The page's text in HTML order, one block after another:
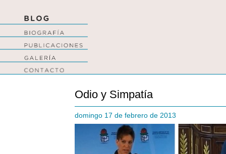
Odio y Simpatía
domingo 17 de febrero de 2013